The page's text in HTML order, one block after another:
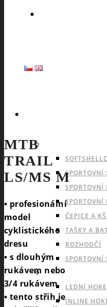
SPORTOVNÍ
SPORTOVNÍ
SPORTOVNÍ
ČEPICE A
TAŠKY A
ROZHODČÍ
SPORTOVNÍ
INDOOROVÉ
LEDNÍ
INLINE
MTB
TRAIL
LS/MS M
• profesionální
model
cyklistického
dresu
• s dlouhým
rukávem nebo
3/4 rukávem
• tento střih je